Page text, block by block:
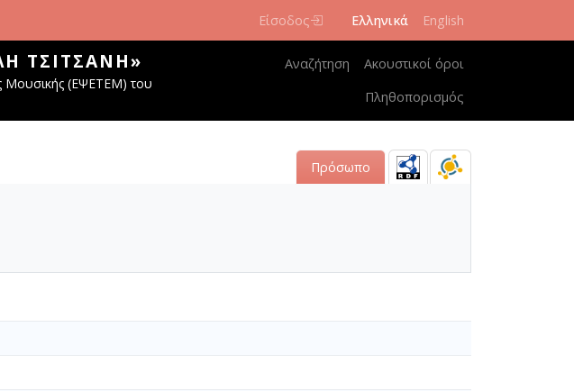
Είσοδος Ελληνικά English
ΤΣΙΤΣΆΝΗ»
Μουσικής (ΕΨΕΤΕΜ) του
Κεντρική πλοήγηση
Αναζήτηση
Ακουστικοί όροι
Πληθοπορισμός
Πρόσωπο